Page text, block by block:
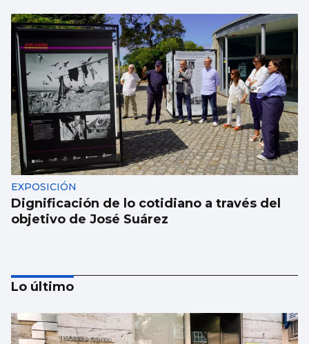
EXPOSICIÓN
Dignificación de lo cotidiano a través del
objetivo de José Suárez
Lo último